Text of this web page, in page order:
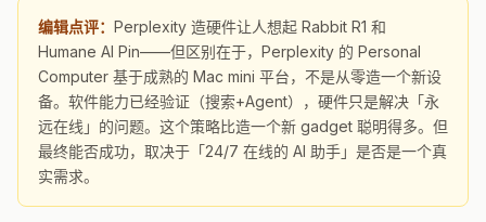
编辑点评： Perplexity 造硬件让人想起 Rabbit R1 和
Humane AI Pin——但区别在于，Perplexity 的 Personal
Computer 基于成熟的 Mac mini 平台，不是从零造一个新设
备。软件能力已经验证（搜索+Agent），硬件只是解决「永
远在线」的问题。这个策略比造一个新 gadget 聪明得多。但
最终能否成功，取决于「24/7 在线的 AI 助手」是否是一个真
实需求。